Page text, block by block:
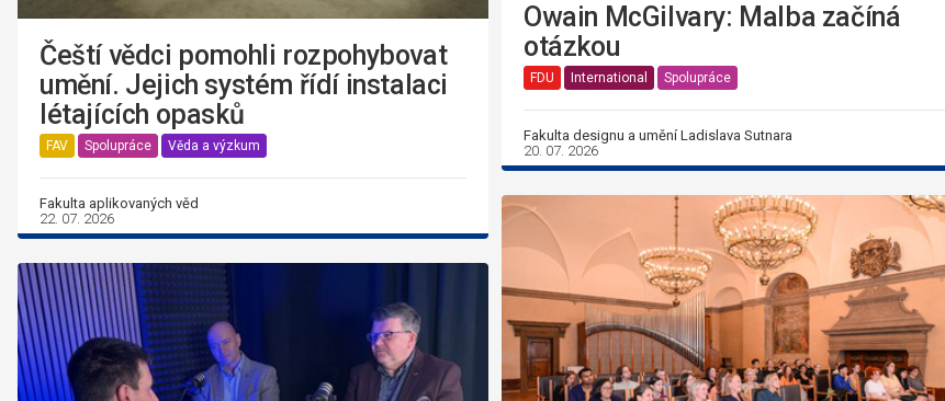
Čeští vědci pomohli rozpohybovat
umění. Jejich systém řídí instalaci
létajících opasků
FAV Spolupráce Věda a výzkum
Fakulta aplikovaných věd
22. 07. 2026
Owain McGilvary: Malba začíná
otázkou
FDU International Spolupráce
Fakulta designu a umění Ladislava Sutnara
20. 07. 2026